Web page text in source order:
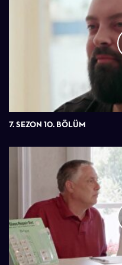
7. SEZON 10. BÖLÜM